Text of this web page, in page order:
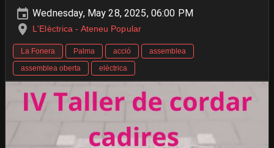
Wednesday, May 28, 2025, 06:00 PM
L'Elèctrica - Ateneu Popular
La Fonera Palma acció
assemblea
assemblea oberta
elèctrica